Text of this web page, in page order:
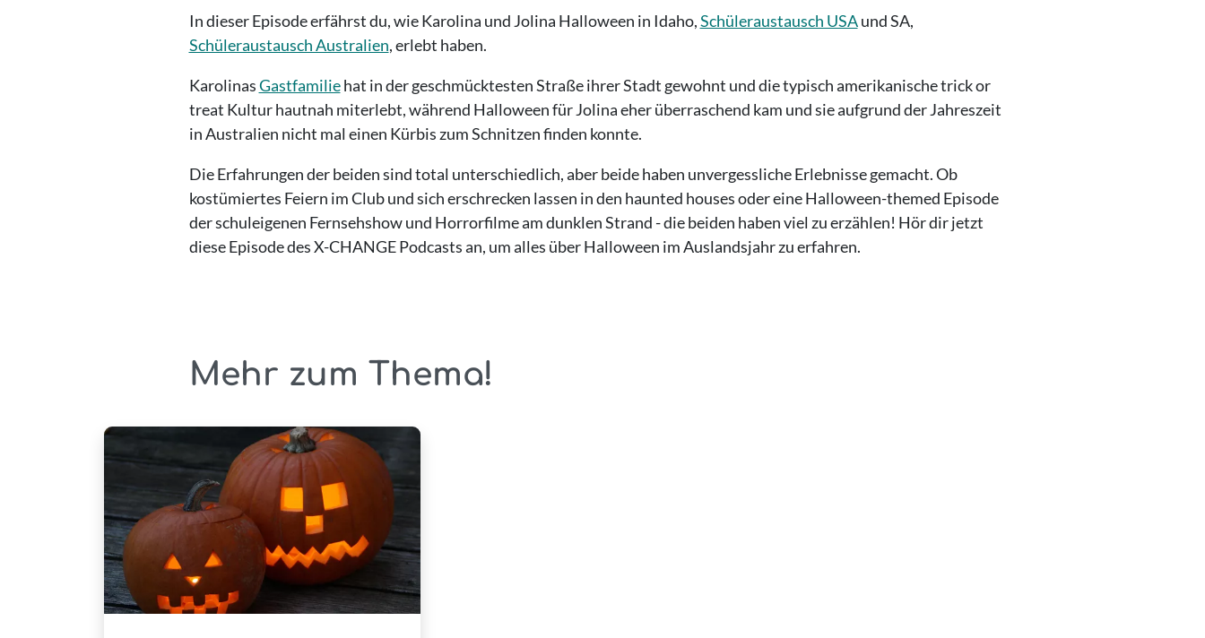
In dieser Episode erfährst du, wie Karolina und Jolina Halloween in Idaho,Schüleraustausch USAund SA,
Schüleraustausch Australien, erlebt haben.
KarolinasGastfamiliehat in der geschmücktesten Straße ihrer Stadt gewohnt und die typisch amerikanische trick or
treat Kultur hautnah miterlebt, während Halloween für Jolina eher überraschend kam und sie aufgrund der Jahreszeit
in Australien nicht mal einen Kürbis zum Schnitzen finden konnte.
Die Erfahrungen der beiden sind total unterschiedlich, aber beide haben unvergessliche Erlebnisse gemacht. Ob
kostümiertes Feiern im Club und sich erschrecken lassen in den haunted houses oder eine Halloween-themed Episode
der schuleigenen Fernsehshow und Horrorfilme am dunklen Strand - die beiden haben viel zu erzählen! Hör dir jetzt
diese Episode des X-CHANGE Podcasts an, um alles über Halloween im Auslandsjahr zu erfahren.
Mehr zum Thema!